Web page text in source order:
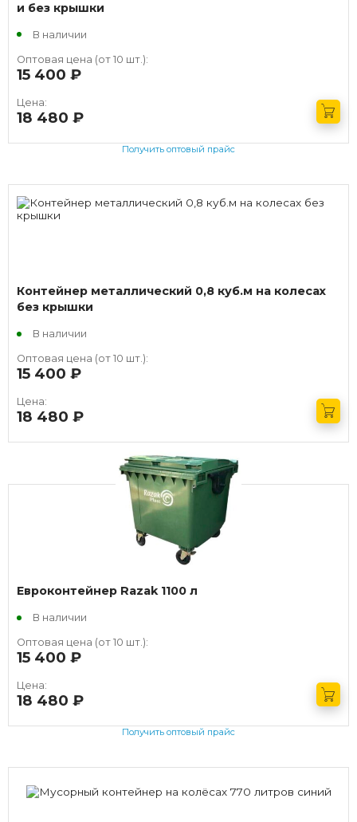
и без крышки
В наличии
Оптовая цена (от 10 шт.):
15 400
Цена:
18 480
Получить оптовый прайс
Контейнер металлический 0,8 куб.м на колесах
без крышки
В наличии
Оптовая цена (от 10 шт.):
15 400
Цена:
18 480
Евроконтейнер Razak 1100 л
В наличии
Оптовая цена (от 10 шт.):
15 400
Цена:
18 480
Получить оптовый прайс